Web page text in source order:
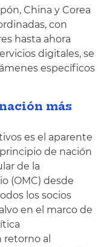
China y Corea
con
hasta ahora
digitales, se
específicos
más
es el aparente
de nación
de la
(OMC) desde
los socios
en el marco de
al